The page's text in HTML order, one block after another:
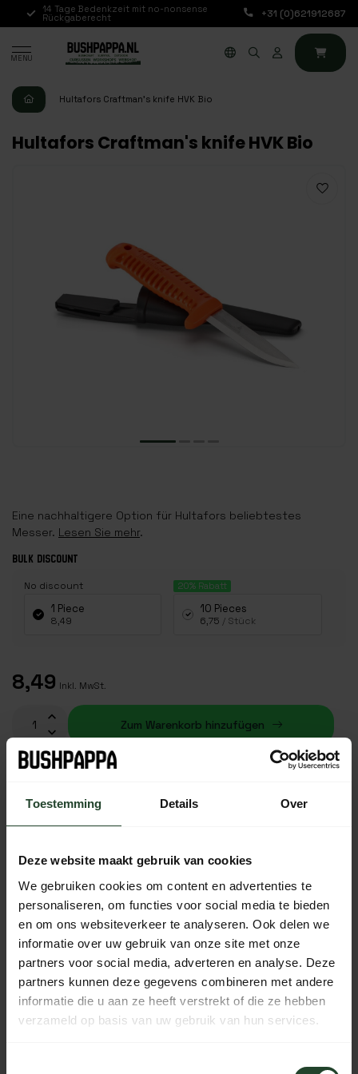
Toestemming Details Over
Deze website maakt gebruik van cookies
We gebruiken cookies om content en advertenties te
personaliseren, om functies voor social media te bieden
en om ons websiteverkeer te analyseren. Ook delen we
informatie over uw gebruik van onze site met onze
partners voor social media, adverteren en analyse. Deze
partners kunnen deze gegevens combineren met andere
informatie die u aan ze heeft verstrekt of die ze hebben
verzameld op basis van uw gebruik van hun services.
14 Tage Bedenkzeit mit no-nonsense
Rückgaberecht
Bestellungen von
werden noch am
+31 (0)621912687
MENU
Hultafors Craftman's knife HVK Bio
Hultafors Craftman's knife HVK Bio
Eine nachhaltigere Option für Hultafors beliebtestes
Messer. Lesen Sie mehr.
BULK DISCOUNT
No discount
1 Piece
8,49
20% Rabatt
10 Pieces
6,75 / Stück
8,49 Inkl. MwSt.
Zum Warenkorb hinzufügen
Auf Lager (8)
14 Tage Bedenkzeit mit no-nonsense Rückgaberecht
Bestellungen von Mo bis Fr vor 17:00 Uhr werden noch am
selben Tag versandt.
Jeden Tag von 10:00 bis 20:00 Uhr per Chat, Telefon oder
E-Mail erreichbar.
PRODUKTBESCHREIBUNG